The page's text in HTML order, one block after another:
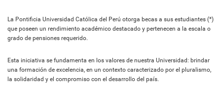
La Pontificia Universidad Católica del Perú otorga becas a sus estudiantes (*)
que poseen un rendimiento académico destacado y pertenecen a la escala o
grado de pensiones requerido.
Esta iniciativa se fundamenta en los valores de nuestra Universidad: brindar
una formación de excelencia, en un contexto caracterizado por el pluralismo,
la solidaridad y el compromiso con el desarrollo del país.